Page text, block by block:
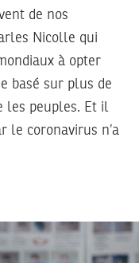
de nos
Nicolle qui
à opter
basé sur plus de
les peuples. Et il
le coronavirus n’a